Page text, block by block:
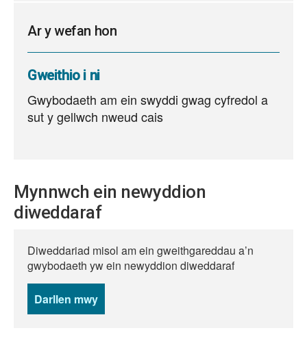
Ar y wefan hon
Gweithio i ni
Gwybodaeth am ein swyddi gwag cyfredol a
sut y gellwch nweud cais
Mynnwch ein newyddion
diweddaraf
Diweddariad misol am ein gweithgareddau a’n
gwybodaeth yw ein newyddion diweddaraf
Darllen mwy
newyddion